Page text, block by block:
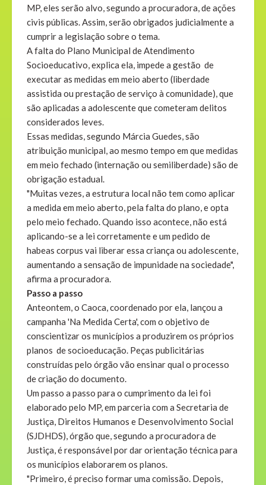
MP, eles serão alvo, segundo a procuradora, de ações
civis públicas. Assim, serão obrigados judicialmente a
cumprir a legislação sobre o tema.
A falta do Plano Municipal de Atendimento
Socioeducativo, explica ela, impede a gestão de
executar as medidas em meio aberto (liberdade
assistida ou prestação de serviço à comunidade), que
são aplicadas a adolescente que cometeram delitos
considerados leves.
Essas medidas, segundo Márcia Guedes, são
atribuição municipal, ao mesmo tempo em que medidas
em meio fechado (internação ou semiliberdade) são de
obrigação estadual.
"Muitas vezes, a estrutura local não tem como aplicar
a medida em meio aberto, pela falta do plano, e opta
pelo meio fechado. Quando isso acontece, não está
aplicando-se a lei corretamente e um pedido de
habeas corpus vai liberar essa criança ou adolescente,
aumentando a sensação de impunidade na sociedade",
afirma a procuradora.
Passo a passo
Anteontem, o Caoca, coordenado por ela, lançou a
campanha 'Na Medida Certa', com o objetivo de
conscientizar os municípios a produzirem os próprios
planos de socioeducação. Peças publicitárias
construídas pelo órgão vão ensinar qual o processo
de criação do documento.
Um passo a passo para o cumprimento da lei foi
elaborado pelo MP, em parceria com a Secretaria de
Justiça, Direitos Humanos e Desenvolvimento Social
(SJDHDS), órgão que, segundo a procuradora de
Justiça, é responsável por dar orientação técnica para
os municípios elaborarem os planos.
"Primeiro, é preciso formar uma comissão. Depois,